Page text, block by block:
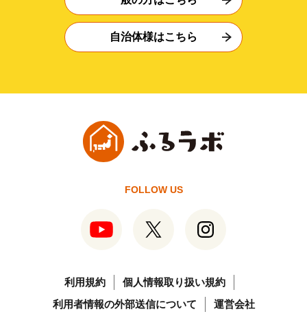
自治体様はこちら
FOLLOW US
利用規約
個人情報取り扱い規約
利用者情報の外部送信について
運営会社